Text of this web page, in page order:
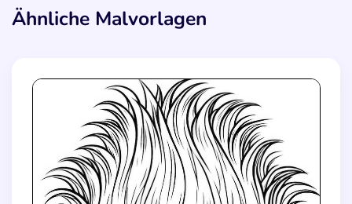
Ähnliche Malvorlagen